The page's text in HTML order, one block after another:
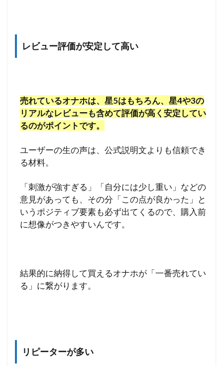
レビュー評価が安定して高い
売れているオナホは、星5はもちろん、星4や3の
リアルなレビューも含めて評価が高く安定してい
るのがポイントです。
ユーザーの生の声は、公式説明文よりも信頼でき
る材料。
「刺激が強すぎる」「自分には少し重い」などの
意見があっても、その分「この点が良かった」と
いうポジティブ要素も必ず出てくるので、購入前
に想像がつきやすいんです。
結果的に納得して買えるオナホが「一番売れてい
る」に繋がります。
リピーターが多い